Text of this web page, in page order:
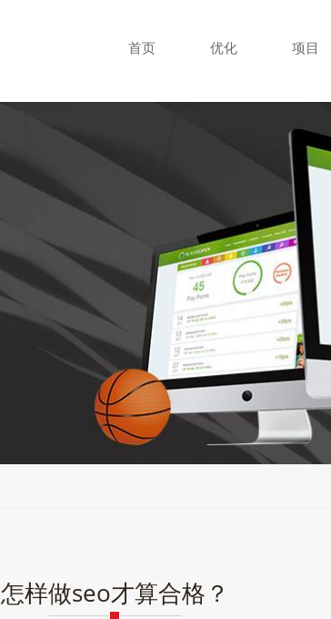
首页 优化 项目
怎样做seo才算合格？